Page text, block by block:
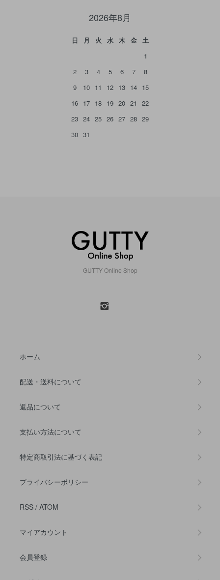
2026年8月
日 月 火 水 木 金
土
1
2
3 4 5 6 7
8
9
10 11 12 13 14 15
16 17 18 19 20 21
22
23 24 25 26 27 28 29
30 31
GUTTY Online Shop
ホーム
配送・送料について
返品について
支払い方法について
特定商取引法に基づく表記
プライバシーポリシー
RSS / ATOM
マイアカウント
会員登録